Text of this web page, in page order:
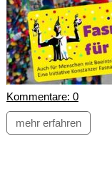
Kommentare: 0
mehr erfahren